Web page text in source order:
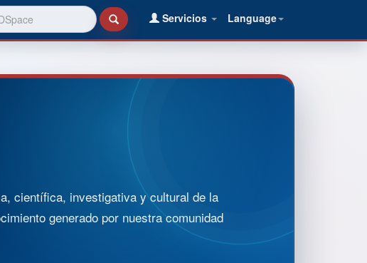
Language
Servicios
científica, investigativa y cultural de la
generado por nuestra comunidad